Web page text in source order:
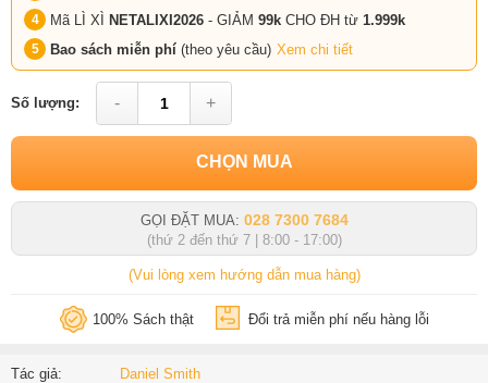
Mã LÌ XÌ NETALIXI2026 - GIẢM 99k CHO ĐH từ 1.999k
Bao sách miễn phí (theo yêu cầu) Xem chi tiết
Số lượng: - +
CHỌN MUA
GỌI ĐẶT MUA: 028 7300 7684
(thứ 2 đến thứ 7 | 8:00 - 17:00)
(Vui lòng xem hướng dẫn mua hàng)
100% Sách thật Đổi trả miễn phí nếu hàng lỗi
Tác giả: Daniel Smith